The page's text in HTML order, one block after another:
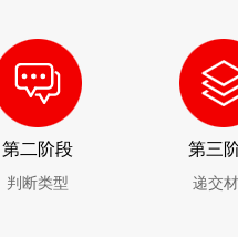
第二阶段
判断类型
第三
递交